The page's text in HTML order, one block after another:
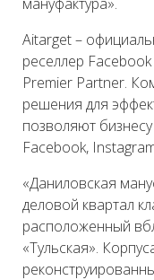
Aitarget –
реселлер
Premier Partner.
решения для
позволяют
Facebook,
«Даниловская
деловой квартал
расположенный
«Тульская».